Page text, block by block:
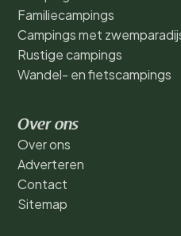
Familiecampings
Campings met
Rustige campings
Wandel- en fietscampings
Over ons
Over ons
Adverteren
Contact
Sitemap